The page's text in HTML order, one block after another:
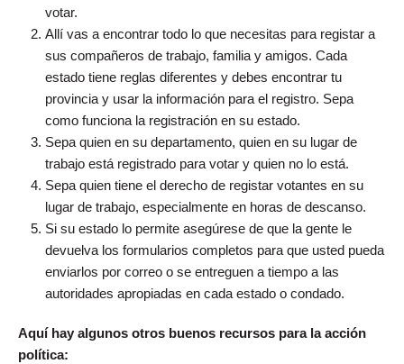
votar.
Allí vas a encontrar todo lo que necesitas para registar a
sus compañeros de trabajo, familia y amigos. Cada
estado tiene reglas diferentes y debes encontrar tu
provincia y usar la información para el registro. Sepa
como funciona la registración en su estado.
Sepa quien en su departamento, quien en su lugar de
trabajo está registrado para votar y quien no lo está.
Sepa quien tiene el derecho de registar votantes en su
lugar de trabajo, especialmente en horas de descanso.
Si su estado lo permite asegúrese de que la gente le
devuelva los formularios completos para que usted pueda
enviarlos por correo o se entreguen a tiempo a las
autoridades apropiadas en cada estado o condado.
Aquí hay algunos otros buenos recursos para la acción
política: